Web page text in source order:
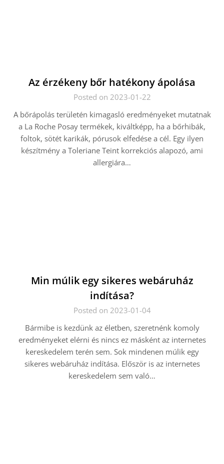
Az érzékeny bőr hatékony ápolása
Posted on 2023-01-22
A bőrápolás területén kimagasló eredményeket mutatnak
a La Roche Posay termékek, kiváltképp, ha a bőrhibák,
foltok, sötét karikák, pórusok elfedése a cél. Egy ilyen
készítmény a Toleriane Teint korrekciós alapozó, ami
allergiára…
Min múlik egy sikeres webáruház
indítása?
Posted on 2023-01-04
Bármibe is kezdünk az életben, szeretnénk komoly
eredményeket elérni és nincs ez másként az internetes
kereskedelem terén sem. Sok mindenen múlik egy
sikeres webáruház indítása. Először is az internetes
kereskedelem sem való…